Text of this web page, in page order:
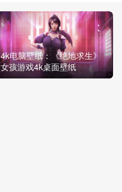
4k电脑壁纸：《绝地求生》
女孩游戏4k桌面壁纸